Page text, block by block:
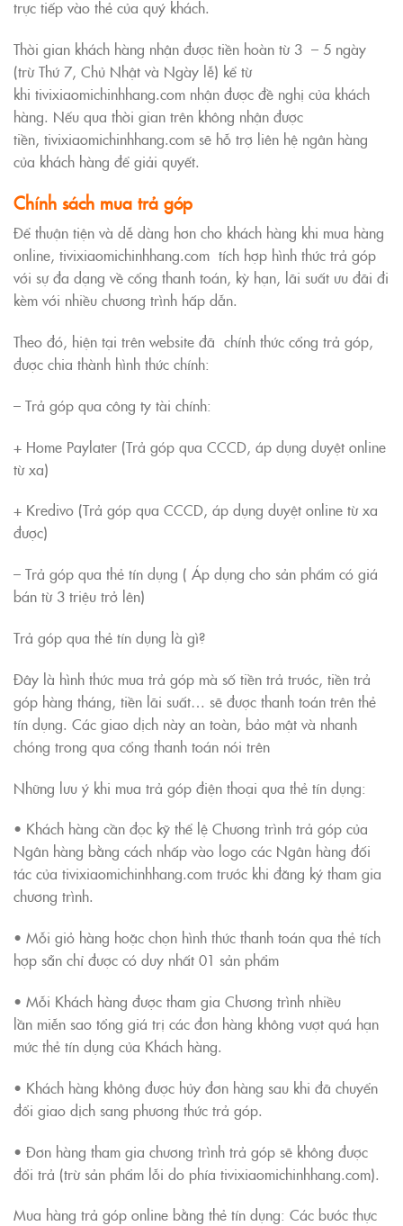
trực tiếp vào thẻ của quý khách.
Thời gian khách hàng nhận được tiền hoàn từ 3 – 5 ngày
(trừ Thứ 7, Chủ Nhật và Ngày lễ) kể từ
khi tivixiaomichinhhang.com nhận được đề nghị của khách
hàng. Nếu qua thời gian trên không nhận được
tiền, tivixiaomichinhhang.com sẽ hỗ trợ liên hệ ngân hàng
của khách hàng để giải quyết.
Chính sách mua trả góp
Để thuận tiện và dễ dàng hơn cho khách hàng khi mua hàng
online, tivixiaomichinhhang.com tích hợp hình thức trả góp
với sự đa dạng về cổng thanh toán, kỳ hạn, lãi suất ưu đãi đi
kèm với nhiều chương trình hấp dẫn.
Theo đó, hiện tại trên website đã chính thức cổng trả góp,
được chia thành hình thức chính:
– Trả góp qua công ty tài chính:
+ Home Paylater (Trả góp qua CCCD, áp dụng duyệt online
từ xa)
+ Kredivo (Trả góp qua CCCD, áp dụng duyệt online từ xa
được)
– Trả góp qua thẻ tín dụng ( Áp dụng cho sản phẩm có giá
bán từ 3 triệu trở lên)
Trả góp qua thẻ tín dụng là gì?
Đây là hình thức mua trả góp mà số tiền trả trước, tiền trả
góp hàng tháng, tiền lãi suất… sẽ được thanh toán trên thẻ
tín dụng. Các giao dịch này an toàn, bảo mật và nhanh
chóng trong qua cổng thanh toán nói trên
Những lưu ý khi mua trả góp điện thoại qua thẻ tín dụng:
• Khách hàng cần đọc kỹ thể lệ Chương trình trả góp của
Ngân hàng bằng cách nhấp vào logo các Ngân hàng đối
tác của tivixiaomichinhhang.com trước khi đăng ký tham gia
chương trình.
• Mỗi giỏ hàng hoặc chọn hình thức thanh toán qua thẻ tích
hợp sẵn chỉ được có duy nhất 01 sản phẩm
• Mỗi Khách hàng được tham gia Chương trình nhiều
lần miễn sao tổng giá trị các đơn hàng không vượt quá hạn
mức thẻ tín dụng của Khách hàng.
• Khách hàng không được hủy đơn hàng sau khi đã chuyển
đổi giao dịch sang phương thức trả góp.
• Đơn hàng tham gia chương trình trả góp sẽ không được
đổi trả (trừ sản phẩm lỗi do phía tivixiaomichinhhang.com).
Mua hàng trả góp online bằng thẻ tín dụng: Các bước thực